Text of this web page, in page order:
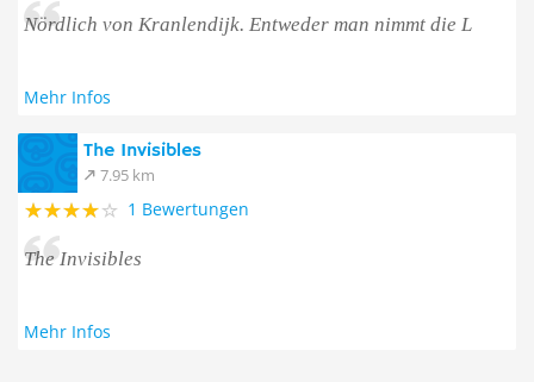
Nördlich von Kranlendijk. Entweder man nimmt die L
Mehr Infos
The Invisibles
7.95 km
1 Bewertungen
The Invisibles
Mehr Infos